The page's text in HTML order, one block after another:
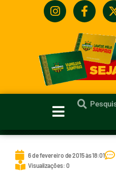
6 de fevereiro de 2015 às 18:01
Visualizações: 0